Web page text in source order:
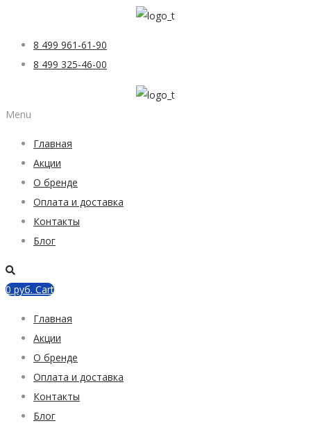
8 499 961-61-90
8 499 325-46-00
Menu
Главная
Акции
О бренде
Оплата и доставка
Контакты
Блог
0 руб. Cart
Главная
Акции
О бренде
Оплата и доставка
Контакты
Блог